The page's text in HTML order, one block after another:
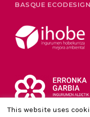
BASQUE
This website uses